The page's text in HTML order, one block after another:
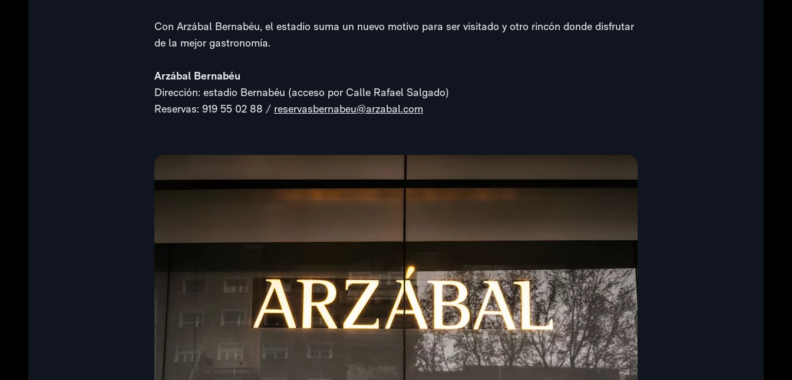
Con Arzábal Bernabéu, el estadio suma un nuevo motivo para ser visitado y otro rincón donde disfrutar
de la mejor gastronomía.
Arzábal Bernabéu
Dirección: estadio Bernabéu (acceso por Calle Rafael Salgado)
Reservas: 919 55 02 88 / reservasbernabeu@arzabal.com